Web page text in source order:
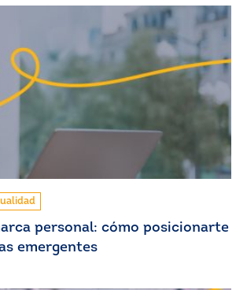
personal: cómo posicionarte
emergentes